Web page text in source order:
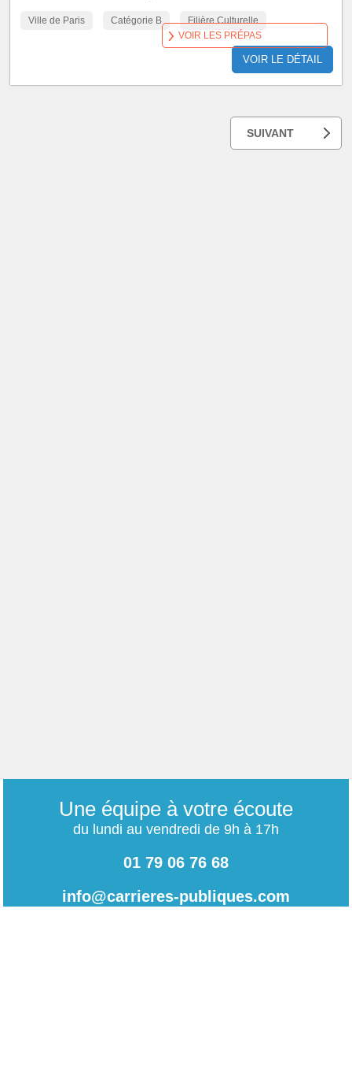
Ville de Paris Catégorie B Filière Culturelle
VOIR LE DÉTAIL
VOIR LES PRÉPAS
SUIVANT
Une équipe à votre écoute
du lundi au vendredi de 9h à 17h
01 79 06 76 68
info@carrieres-publiques.com